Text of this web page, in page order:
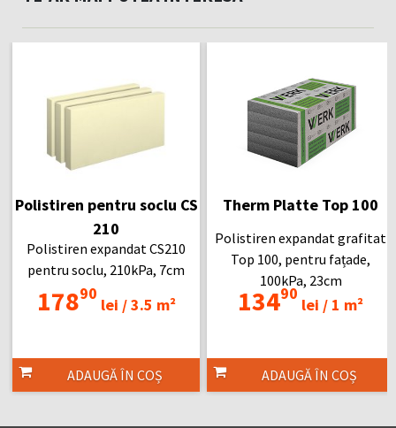
Polistiren pentru soclu CS
210
Polistiren expandat CS210
pentru soclu, 210kPa, 7cm
17890
lei /3.5 m²
ADAUGĂ ÎN COȘ
Therm Platte Top 100
Polistiren expandat grafitat
Top 100, pentru fațade,
100kPa, 23cm
13490
lei / 1 m²
ADAUGĂ ÎN COȘ